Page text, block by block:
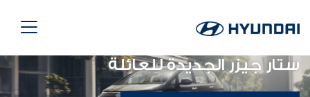
ستار جيزر الجديدة للعائلة